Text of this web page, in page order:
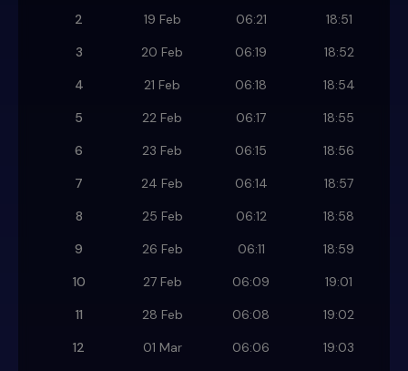
2
19 Feb 06:21
18:51
3
20 Feb 06:19
18:52
4
21 Feb 06:18
18:54
5
22 Feb 06:17
18:55
6
23 Feb 06:15
18:56
7
24 Feb 06:14
18:57
8
25 Feb 06:12
18:58
9
26 Feb 06:11
18:59
10
27 Feb 06:09
19:01
11
28 Feb 06:08
19:02
12
01 Mar 06:06
19:03